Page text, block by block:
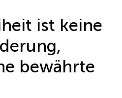
ist keine
bewährte